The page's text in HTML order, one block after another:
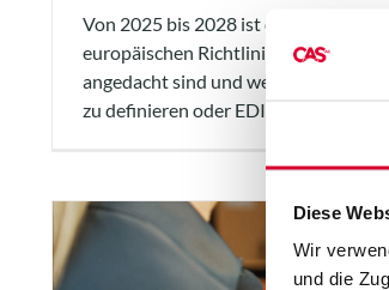
Diese
Wir
und die
Von 2025 bis 2028 ist die
europäischen Richtlinie 2014/55/EU
angedacht sind und welche Chancen
zu definieren oder EDI-Plattformen